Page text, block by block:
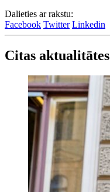
Dalieties ar rakstu:
Facebook Twitter Linkedin
Citas aktualitātes